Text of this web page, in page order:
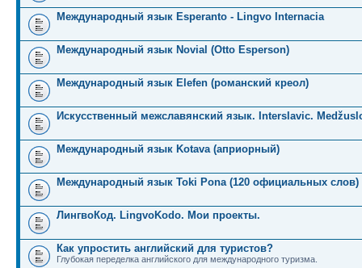
Международный язык Esperanto - Lingvo Internacia
Международный язык Novial (Otto Esperson)
Международный язык Elefen (романский креол)
Искусственный межславянский язык. Interslavic.
Международный язык Kotava (априорный)
Международный язык Toki Pona (120 официальных слов)
ЛингвоКод. LingvoKodo. Мои проекты.
Как упростить английский для туристов?
Глубокая переделка английского для международного туризма.